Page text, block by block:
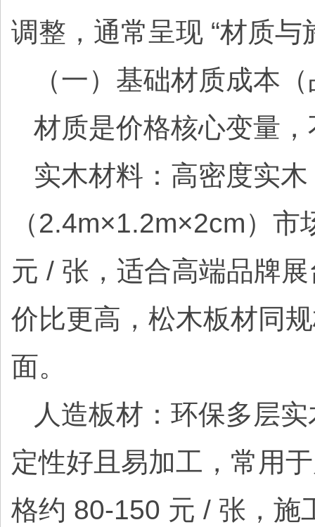
调整，通常呈现 “材质
（一）基础材质成本
材质是价格核心变量
实木材料：高密度实
（2.4m×1.2m×2cm）
元 / 张，适合高端品牌
价比更高，松木板材同
面。
人造板材：环保多层
定性好且易加工，常用
格约 80-150 元 / 张，施